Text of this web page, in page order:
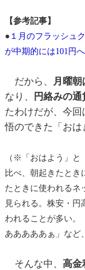
【参考記事】
● １月のフラッシュ
が中期的には101円
だから、 月曜
なり、
円絡みの
たわけだが、今
悟のできた「おは
（※「おはよう」と
比べ、朝起きたとき
たときに使われるネ
見られる。株安・円
われることが多い。
あああああぁ」など
そんな中、 高金